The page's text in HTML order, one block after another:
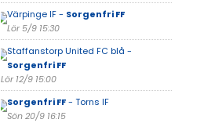
Värpinge IF - Sorgenfri FF
Lör 5/9 15:30
Staffanstorp United FC blå -
Sorgenfri FF
Lör 12/9 15:00
Sorgenfri FF- Torns IF
Sön 20/9 16:15